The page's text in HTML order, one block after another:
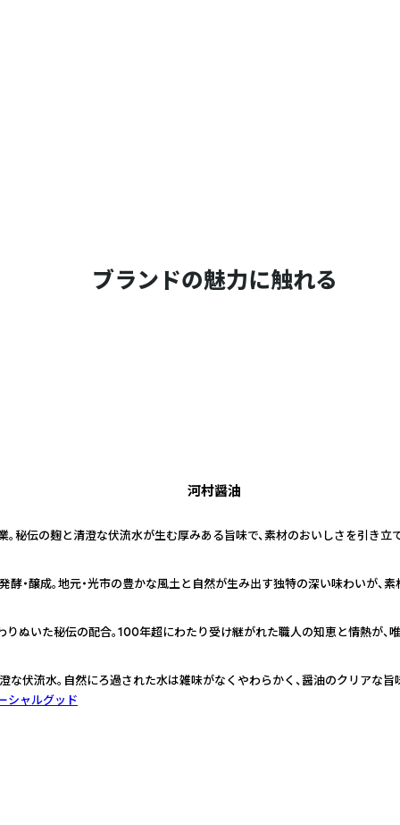
ブランドの魅力に触れる
河村醤油
。秘伝の麹と清澄な伏流水が生む厚みある旨味で、素材のおいしさを引き立
・醸成。地元・光市の豊かな風土と自然が生み出す独特の深い味わいが、
ぬいた秘伝の配合。100年超にわたり受け継がれた職人の知恵と情熱が、
伏流水。自然にろ過された水は雑味がなくやわらかく、醤油のクリアな旨
シャルグッド